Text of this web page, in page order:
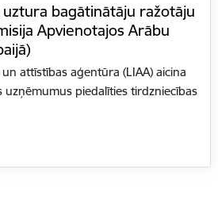
uztura bagātinātāju ražotāju
Apvienotajos Arābu
attīstības aģentūra (LIAA) aicina
uzņēmumus piedalīties tirdzniecības